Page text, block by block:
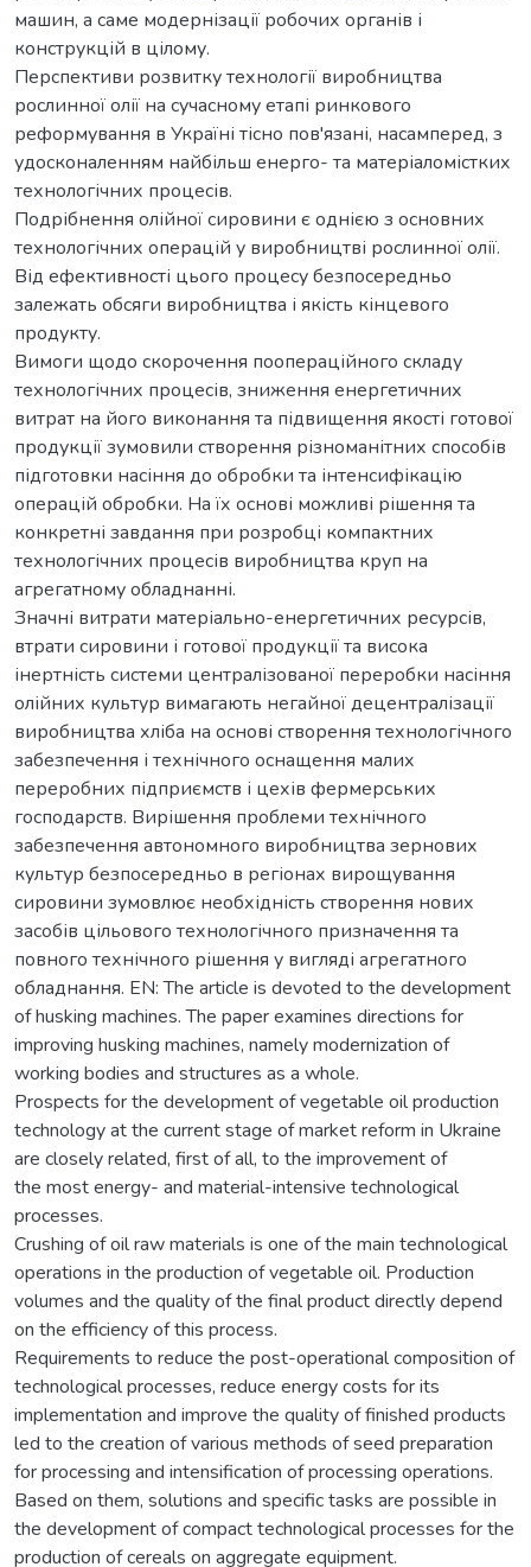
машин, а саме модернізації робочих органів і
конструкцій в цілому.
Перспективи розвитку технології виробництва
рослинної олії на сучасному етапі ринкового
реформування в Україні тісно пов'язані, насамперед, з
удосконаленням найбільш енерго- та матеріаломістких
технологічних процесів.
Подрібнення олійної сировини є однією з основних
технологічних операцій у виробництві рослинної олії.
Від ефективності цього процесу безпосередньо
залежать обсяги виробництва і якість кінцевого
продукту.
Вимоги щодо скорочення поопераційного складу
технологічних процесів, зниження енергетичних
витрат на його виконання та підвищення якості готової
продукції зумовили створення різноманітних способів
підготовки насіння до обробки та інтенсифікацію
операцій обробки. На їх основі можливі рішення та
конкретні завдання при розробці компактних
технологічних процесів виробництва круп на
агрегатному обладнанні.
Значні витрати матеріально-енергетичних ресурсів,
втрати сировини і готової продукції та висока
інертність системи централізованої переробки насіння
олійних культур вимагають негайної децентралізації
виробництва хліба на основі створення технологічного
забезпечення і технічного оснащення малих
переробних підприємств і цехів фермерських
господарств. Вирішення проблеми технічного
забезпечення автономного виробництва зернових
культур безпосередньо в регіонах вирощування
сировини зумовлює необхідність створення нових
засобів цільового технологічного призначення та
повного технічного рішення у вигляді агрегатного
обладнання. EN: The article is devoted to the development
of husking machines. The paper examines directions for
improving husking machines, namely modernization of
working bodies and structures as a whole.
Prospects for the development of vegetable oil production
technology at the current stage of market reform in Ukraine
are closely related, first of all, to the improvement of
the most energy- and material-intensive technological
processes.
Crushing of oil raw materials is one of the main technological
operations in the production of vegetable oil. Production
volumes and the quality of the final product directly depend
on the efficiency of this process.
Requirements to reduce the post-operational composition of
technological processes, reduce energy costs for its
implementation and improve the quality of finished products
led to the creation of various methods of seed preparation
for processing and intensification of processing operations.
Based on them, solutions and specific tasks are possible in
the development of compact technological processes for the
production of cereals on aggregate equipment.